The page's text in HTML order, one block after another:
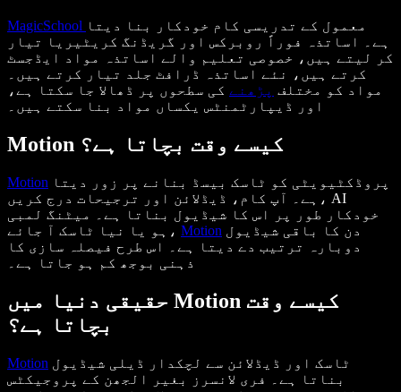
MagicSchool معمول کے تدریسی کام خودکار بنا دیتا
ہے۔ اساتذہ فوراً روبرکس اور گریڈنگ کریٹیریا تیار
کر لیتے ہیں، خصوصی تعلیم والے اساتذہ مواد ایڈجسٹ
کرتے ہیں، نئے اساتذہ ڈرافٹ جلد تیار کرتے ہیں۔
مواد کو مختلف پڑھنے کی سطحوں پر ڈھالا جا سکتا ہے،
اور ڈیپارٹمنٹس یکساں مواد بنا سکتے ہیں۔
Motion کیسے وقت بچاتا ہے؟
Motion
ہے۔ آپ کام، ڈیڈلائن اور ترجیحات درج کریں، AI
خودکار طور پر اس کا شیڈیول بناتا ہے۔ میٹنگ لمبی
ہو یا نیا ٹاسک آ جائے، Motion
دوبارہ ترتیب دے دیتا ہے۔ اس طرح فیصلہ سازی کا
ذہنی بوجھ کم ہو جاتا ہے۔
حقیقی دنیا میں Motion کیسے وقت
Motion
بناتا ہے۔ فری لانسرز بغیر الجھن کے پروجیکٹس